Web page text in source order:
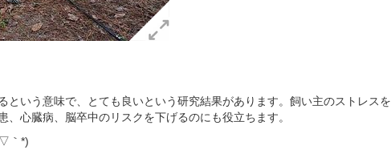
という意味で、とても良いという研究結果があります。飼い主のストレスを
心臓病、脳卒中のリスクを下げるのにも役立ちます。
｀*)